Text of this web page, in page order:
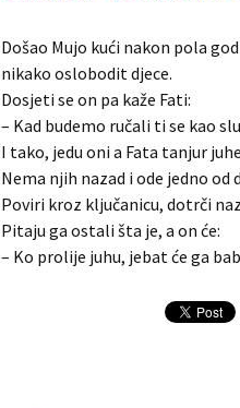
Došao Mujo kući nakon pola
nikako oslobodit djece.
Dosjeti se on pa kaže Fati:
– Kad budemo ručali ti se kao
I tako, jedu oni a Fata tanjur
Nema njih nazad i ode jedno od
Poviri kroz ključanicu, dotrči
Pitaju ga ostali šta je, a on će:
– Ko prolije juhu, jebat će ga